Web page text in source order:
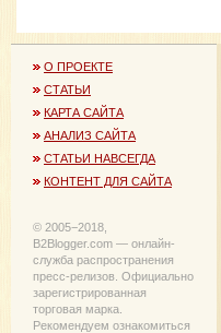
О ПРОЕКТЕ
СТАТЬИ
КАРТА САЙТА
АНАЛИЗ САЙТА
СТАТЬИ НАВСЕГДА
КОНТЕНТ ДЛЯ САЙТА
© 2005−2018,
B2Blogger.com — онлайн-
служба распространения
пресс-релизов. Официально
зарегистрированная
торговая марка.
Рекомендуем ознакомиться